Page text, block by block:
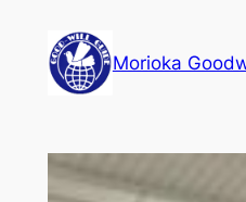
Morioka